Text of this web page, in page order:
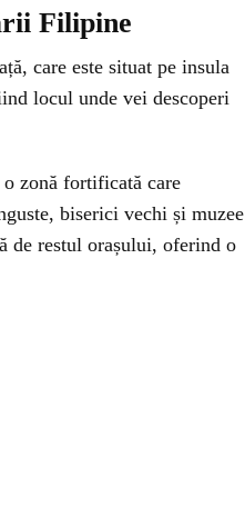
Filipine
care este situat pe insula
locul unde vei descoperi
zonă fortificată care
biserici vechi și muzee
de restul orașului, oferind o